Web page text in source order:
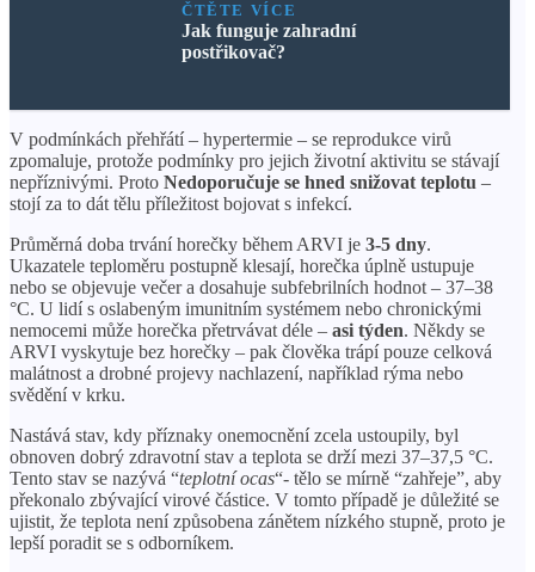
ČTĚTE VÍCE
Jak funguje zahradní
postřikovač?
V podmínkách přehřátí – hypertermie – se reprodukce virů
zpomaluje, protože podmínky pro jejich životní aktivitu se stávají
nepříznivými. Proto Nedoporučuje se hned snižovat teplotu –
stojí za to dát tělu příležitost bojovat s infekcí.
Průměrná doba trvání horečky během ARVI je 3-5 dny.
Ukazatele teploměru postupně klesají, horečka úplně ustupuje
nebo se objevuje večer a dosahuje subfebrilních hodnot – 37–38
°C. U lidí s oslabeným imunitním systémem nebo chronickými
nemocemi může horečka přetrvávat déle – asi týden. Někdy se
ARVI vyskytuje bez horečky – pak člověka trápí pouze celková
malátnost a drobné projevy nachlazení, například rýma nebo
svědění v krku.
Nastává stav, kdy příznaky onemocnění zcela ustoupily, byl
obnoven dobrý zdravotní stav a teplota se drží mezi 37–37,5 °C.
Tento stav se nazývá “teplotní ocas“- tělo se mírně “zahřeje”, aby
překonalo zbývající virové částice. V tomto případě je důležité se
ujistit, že teplota není způsobena zánětem nízkého stupně, proto je
lepší poradit se s odborníkem.